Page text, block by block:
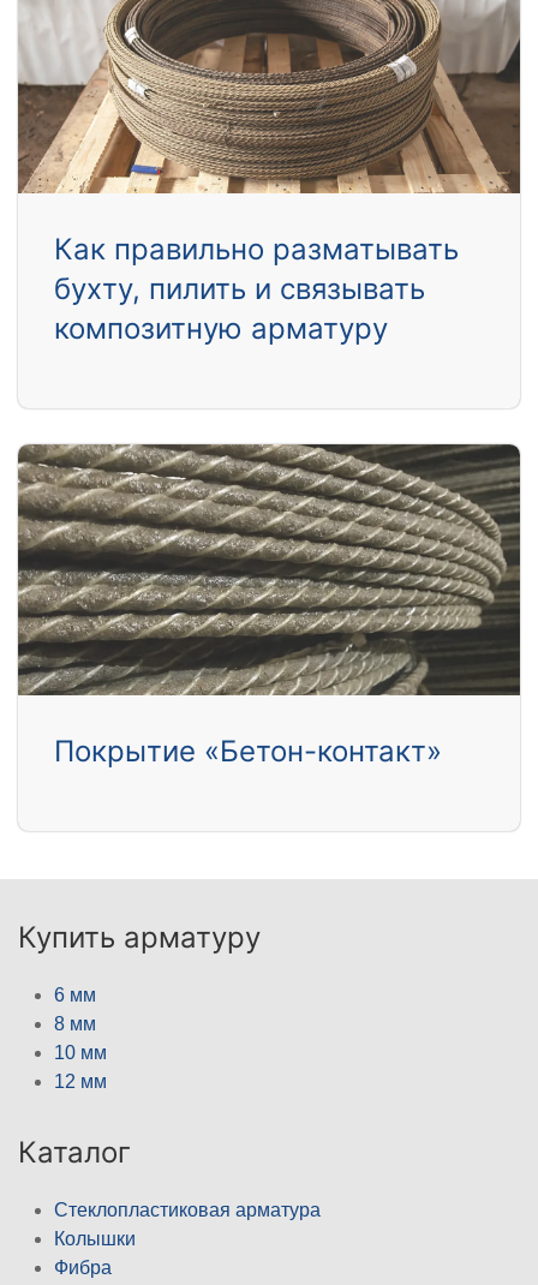
Как правильно разматывать
бухту, пилить и связывать
композитную арматуру
Покрытие «Бетон-контакт»
Купить арматуру
6 мм
8 мм
10 мм
12 мм
Каталог
Стеклопластиковая арматура
Колышки
Фибра